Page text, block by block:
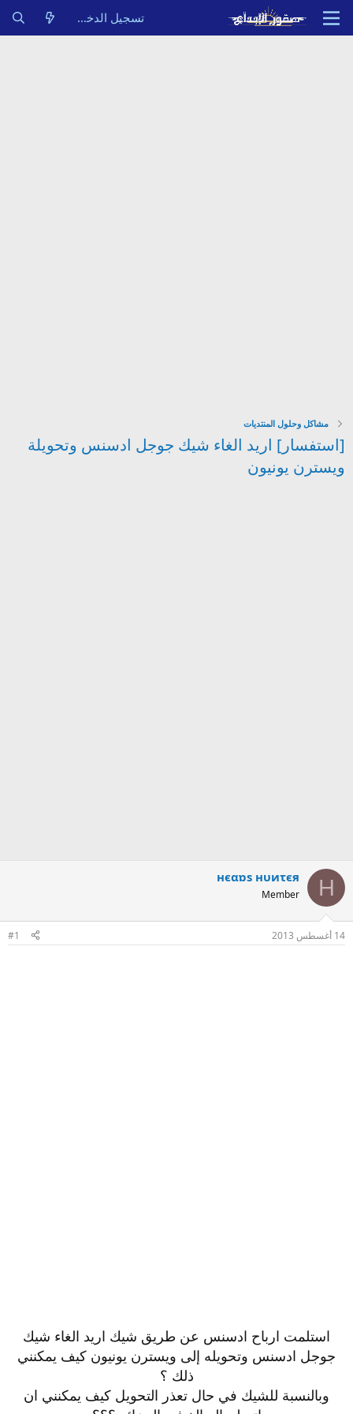
تسجيل الدخول
مشاكل وحلول المنتديات
[استفسار] اريد الغاء شيك جوجل ادسنس وتحويلة
ويسترن يونيون
Н
нєαɒs нυиτєя
Member
14 أغسطس 2013 #1
استلمت ارباح ادسنس عن طريق شيك اريد الغاء شيك
جوجل ادسنس وتحويله إلى ويسترن يونيون كيف يمكنني
ذلك ؟
وبالنسبة للشيك في حال تعذر التحويل كيف يمكنني ان